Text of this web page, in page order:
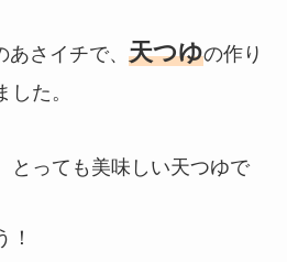
さイチで、 天つゆの作り
た。
とっても美味しい天つゆで
！